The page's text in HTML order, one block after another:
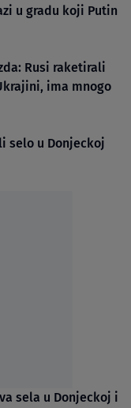
u gradu koji Putin
Rusi raketirali
ima mnogo
selo u Donjeckoj
sela u Donjeckoj i